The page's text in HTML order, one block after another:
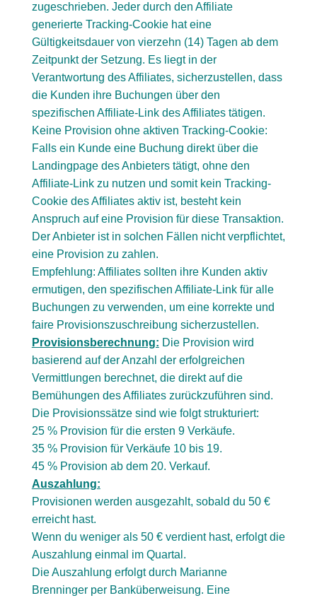
zugeschrieben. Jeder durch den Affiliate
generierte Tracking-Cookie hat eine
Gültigkeitsdauer von vierzehn (14) Tagen ab dem
Zeitpunkt der Setzung. Es liegt in der
Verantwortung des Affiliates, sicherzustellen, dass
die Kunden ihre Buchungen über den
spezifischen Affiliate-Link des Affiliates tätigen.
Keine Provision ohne aktiven Tracking-Cookie:
Falls ein Kunde eine Buchung direkt über die
Landingpage des Anbieters tätigt, ohne den
Affiliate-Link zu nutzen und somit kein Tracking-
Cookie des Affiliates aktiv ist, besteht kein
Anspruch auf eine Provision für diese Transaktion.
Der Anbieter ist in solchen Fällen nicht verpflichtet,
eine Provision zu zahlen.
Empfehlung: Affiliates sollten ihre Kunden aktiv
ermutigen, den spezifischen Affiliate-Link für alle
Buchungen zu verwenden, um eine korrekte und
faire Provisionszuschreibung sicherzustellen.
Provisionsberechnung: Die Provision wird
basierend auf der Anzahl der erfolgreichen
Vermittlungen berechnet, die direkt auf die
Bemühungen des Affiliates zurückzuführen sind.
Die Provisionssätze sind wie folgt strukturiert:
25 % Provision für die ersten 9 Verkäufe.
35 % Provision für Verkäufe 10 bis 19.
45 % Provision ab dem 20. Verkauf.
Auszahlung:
Provisionen werden ausgezahlt, sobald du 50 €
erreicht hast.
Wenn du weniger als 50 € verdient hast, erfolgt die
Auszahlung einmal im Quartal.
Die Auszahlung erfolgt durch Marianne
Brenninger per Banküberweisung. Eine